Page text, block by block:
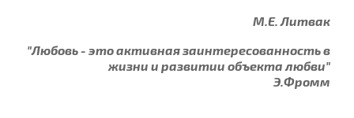
М.Е. Литвак
"Любовь - это активная заинтересованность в
жизни и развитии объекта любви"
Э.Фромм